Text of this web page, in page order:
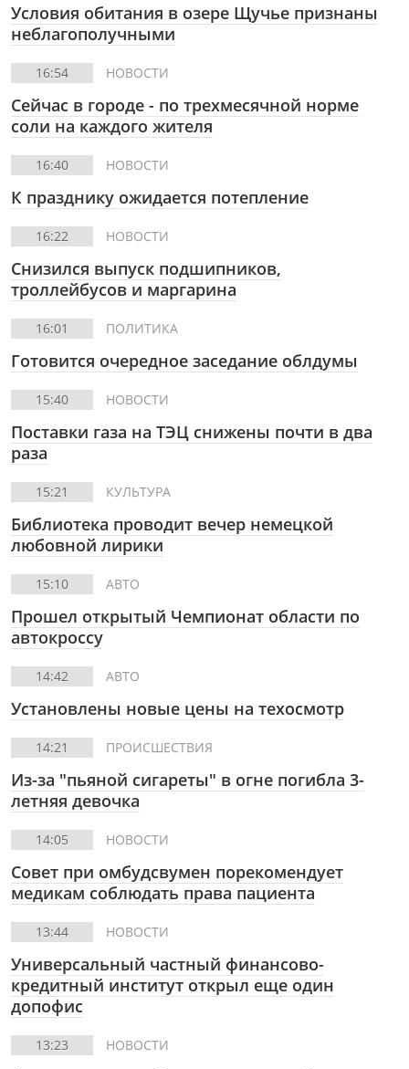
Условия обитания в озере Щучье признаны
неблагополучными
16:54 НОВОСТИ
Сейчас в городе - по трехмесячной норме
соли на каждого жителя
16:40 НОВОСТИ
К празднику ожидается потепление
16:22 НОВОСТИ
Снизился выпуск подшипников,
троллейбусов и маргарина
16:01 ПОЛИТИКА
Готовится очередное заседание облдумы
15:40 НОВОСТИ
Поставки газа на ТЭЦ снижены почти в два
раза
15:21 КУЛЬТУРА
Библиотека проводит вечер немецкой
любовной лирики
15:10 АВТО
Прошел открытый Чемпионат области по
автокроссу
14:42 АВТО
Установлены новые цены на техосмотр
14:21 ПРОИСШЕСТВИЯ
Из-за "пьяной сигареты" в огне погибла 3-
летняя девочка
14:05 НОВОСТИ
Совет при омбудсвумен порекомендует
медикам соблюдать права пациента
13:44 НОВОСТИ
Универсальный частный финансово-
кредитный институт открыл еще один
допофис
13:23 НОВОСТИ